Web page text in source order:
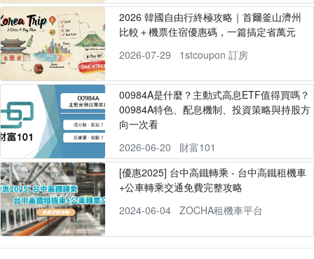
2026 韓國自由行終極攻略｜首爾釜山濟州
比較＋機票住宿優惠碼，一篇搞定省萬元
2026-07-29
1stcoupon 訂房
00984A是什麼？主動式高息ETF值得買嗎？
00984A特色、配息機制、投資策略與持股方
向一次看
2026-06-20
財富101
[優惠2025] 台中高鐵轉乘 - 台中高鐵租機車
+公車轉乘交通免費完整攻略
2024-06-04
ZOCHA租機車平台